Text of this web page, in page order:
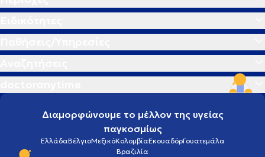
Διαμορφώνουμε το μέλλον της υγείας
παγκοσμίως
ΕλλάδαΒέλγιοΜεξικόΚολομβίαΕκουαδόρΓουατεμάλα
Βραζιλία